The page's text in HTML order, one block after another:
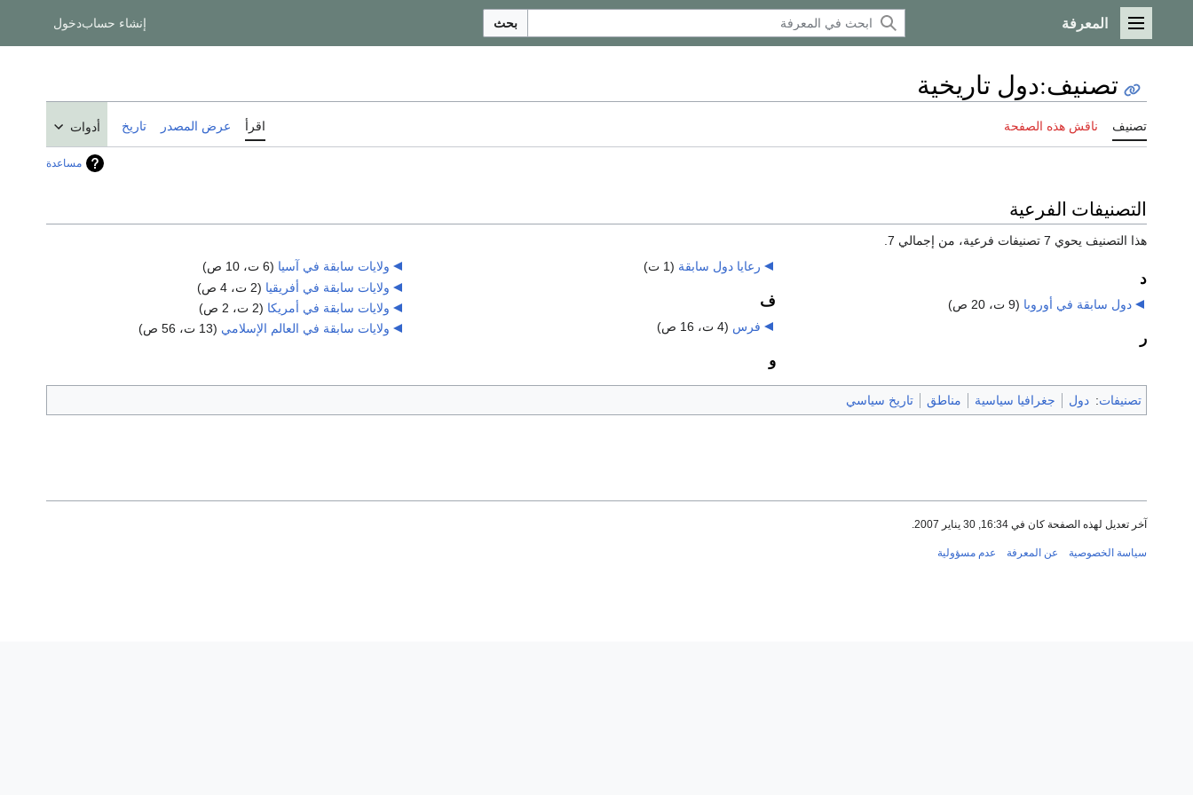
القائمة الرئيسية
المعرفة بحث إنشاء حسابدخول
تصنيف:دول تاريخية
تصنيف ناقش هذه الصفحة اقرأ عرض المصدر تاريخ أدوات
مساعدة
التصنيفات الفرعية
هذا التصنيف يحوي 7 تصنيفات فرعية، من إجمالي 7.
د
دول سابقة في أوروبا (9 ت، 20 ص)
ر
رعايا دول سابقة (1 ت)
ف
فرس (4 ت، 16 ص)
و
ولايات سابقة في آسيا (6 ت، 10 ص)
ولايات سابقة في أفريقيا (2 ت، 4 ص)
ولايات سابقة في أمريكا (2 ت، 2 ص)
ولايات سابقة في العالم الإسلامي (13 ت، 56 ص)
تصنيفات: دول جغرافيا سياسية مناطق تاريخ سياسي
آخر تعديل لهذه الصفحة كان في 16:34, 30 يناير 2007.
سياسة الخصوصية عن المعرفة عدم مسؤولية